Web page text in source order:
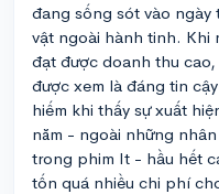
đang sống sót vào ngày
vật ngoài hành tinh. Khi
đạt được doanh thu
được xem là đáng tin
hiếm khi thấy sự xuất
năm - ngoài những
trong phim It - hầu hết
tốn quá nhiều chi phí